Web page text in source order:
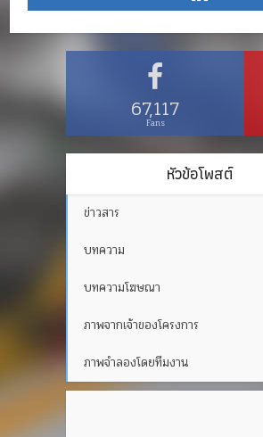
67,117
Fans
หัวข้อโพสต์
ข่าวสาร
บทความ
บทความโฆษณา
ภาพจากเจ้าของโครงการ
ภาพจำลองโดยทีมงาน